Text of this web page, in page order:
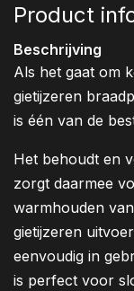
Product
Beschrijving
Als het gaat om
gietijzeren
is één van de
Het behoudt en
zorgt daarmee
warmhouden
gietijzeren
eenvoudig in
is perfect voor